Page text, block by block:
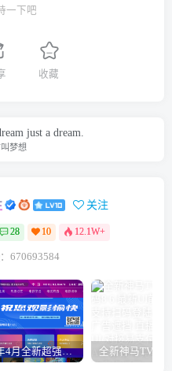
一下吧
收藏
just a dream.
梦想
关注
28 10 12.1W+
670693584
2024年4月全新超强版本itvboxfast影视APP源码 TV+手机双端源码 新增超多功能tvbox二开如意版影视APP源码 修复N多bug-1.51已更新至最新1.51版本